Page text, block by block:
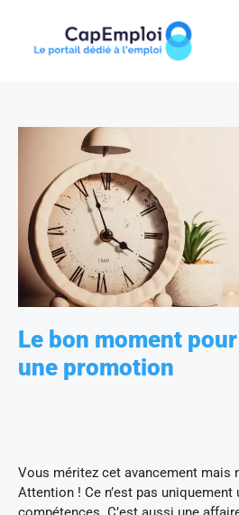
content
Le bon moment
une promotion
Vous méritez cet avancement mais
Attention ! Ce n’est pas uniquement